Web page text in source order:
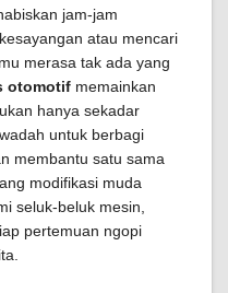
jam-jam
atau mencari
merasa tak ada yang
otomotif memainkan
hanya sekadar
untuk berbagi
membantu satu sama
modifikasi muda
seluk-beluk mesin,
pertemuan ngopi